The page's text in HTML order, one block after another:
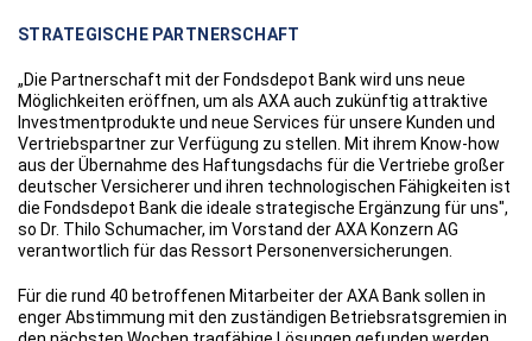
STRATEGISCHE PARTNERSCHAFT
„Die Partnerschaft mit der Fondsdepot Bank wird uns neue
Möglichkeiten eröffnen, um als AXA auch zukünftig attraktive
Investmentprodukte und neue Services für unsere Kunden und
Vertriebspartner zur Verfügung zu stellen. Mit ihrem Know-how
aus der Übernahme des Haftungsdachs für die Vertriebe großer
deutscher Versicherer und ihren technologischen Fähigkeiten ist
die Fondsdepot Bank die ideale strategische Ergänzung für uns",
so Dr. Thilo Schumacher, im Vorstand der AXA Konzern AG
verantwortlich für das Ressort Personenversicherungen.
Für die rund 40 betroffenen Mitarbeiter der AXA Bank sollen in
enger Abstimmung mit den zuständigen Betriebsratsgremien in